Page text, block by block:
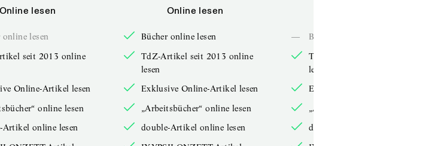
Online lesen
online lesen
seit 2013 online
Online-Artikel lesen
online lesen
Artikel online lesen
Online lesen
Bücher online lesen
TdZ-Artikel seit 2013 online
lesen
Exklusive Online-Artikel lesen
„Arbeitsbücher“ online lesen
double-Artikel online lesen
—
Bücher online lesen
TdZ-Artikel seit 2013 online
lesen
Exklusive Online-Artikel lesen
„Arbeitsbücher“ online lesen
double-Artikel online lesen